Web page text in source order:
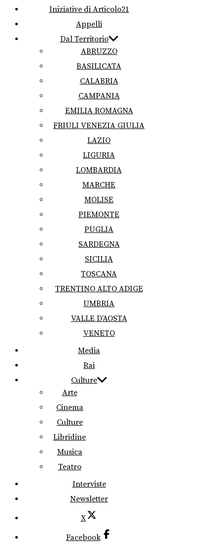
Iniziative di Articolo21
Appelli
Dal Territorio
ABRUZZO
BASILICATA
CALABRIA
CAMPANIA
EMILIA ROMAGNA
FRIULI VENEZIA GIULIA
LAZIO
LIGURIA
LOMBARDIA
MARCHE
MOLISE
PIEMONTE
PUGLIA
SARDEGNA
SICILIA
TOSCANA
TRENTINO ALTO ADIGE
UMBRIA
VALLE D’AOSTA
VENETO
Media
Rai
Culture
Arte
Cinema
Culture
Libridine
Musica
Teatro
Interviste
Newsletter
X
Facebook